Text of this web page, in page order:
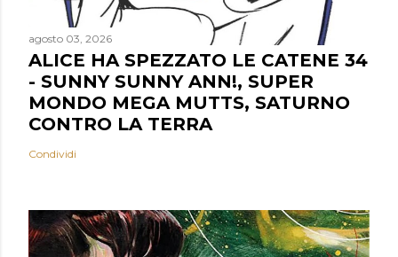
agosto 03, 2026
ALICE HA SPEZZATO LE CATENE 34
- SUNNY SUNNY ANN!, SUPER
MONDO MEGA MUTTS, SATURNO
CONTRO LA TERRA
Condividi